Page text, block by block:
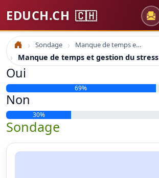
EDUCH.CH 🇨🇭
Accueil Sondage Manque de temps et gestion du stress
Manque de temps et gestion du stress
Oui
69%
Non
30%
Sondage